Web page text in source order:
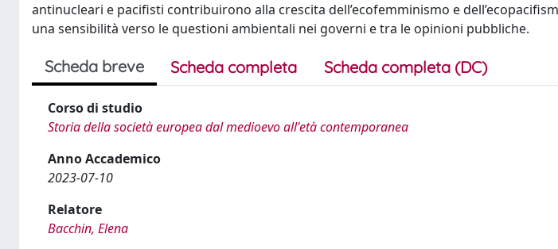
antinucleari e pacifisti contribuirono alla crescita dell’ecofemminismo e
una sensibilità verso le questioni ambientali nei governi e tra le opinioni pubbliche.
Scheda breve Scheda completa Scheda completa (DC)
Corso di studio
Storia della società europea dal medioevo all'età contemporanea
Anno Accademico
2023-07-10
Relatore
Bacchin, Elena